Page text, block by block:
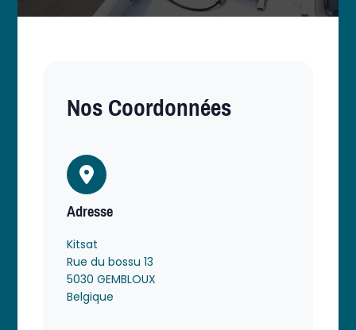
Nos Coordonnées
Adresse
Kitsat
Rue du bossu 13
5030 GEMBLOUX
Belgique